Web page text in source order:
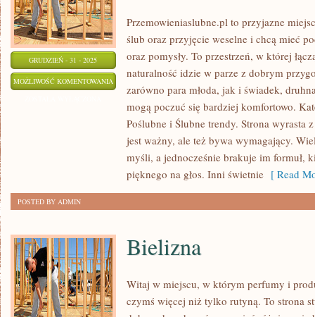
GRUDZIEŃ - 31 - 2025
MOŻLIWOŚĆ KOMENTOWANIA
MIĘDZYNARODOWE
Przemowieniaslubne.pl to przyjazne
ślub oraz przyjęcie weselne i chcą mieć
oraz pomysły. To przestrzeń, w której
naturalność idzie w parze z dobrym
zarówno para młoda, jak i świadek,
mogą poczuć się bardziej komfortowo.
Poślubne i Ślubne trendy. Strona wyrasta
jest ważny, ale też bywa wymagający.
myśli, a jednocześnie brakuje im formuł,
pięknego na głos. Inni świetnie [ Read
POSTED BY ADMIN
Bielizna
Witaj w miejscu, w którym perfumy i
czymś więcej niż tylko rutyną. To strona